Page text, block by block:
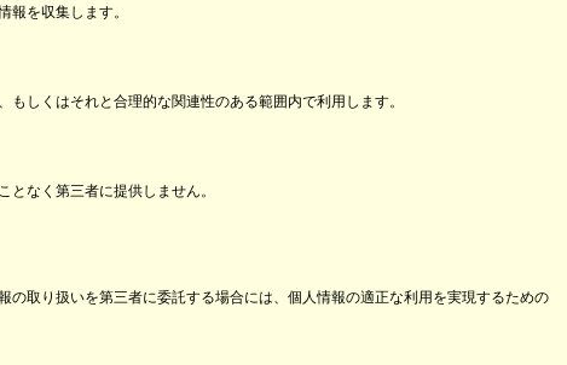
を収集します。
しくはそれと合理的な関連性のある範囲内で利用します。
なく第三者に提供しません。
取り扱いを第三者に委託する場合には、個人情報の適正な利用を実現するための